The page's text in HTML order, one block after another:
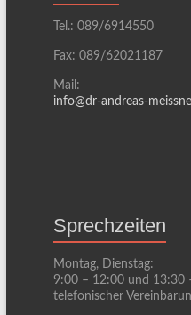
Tel.: 089/6914550
Fax: 089/62021187
Mail:
info@dr-andreas-
Sprechzeiten
Montag, Dienstag:
9:00 – 12:00 und 13:30
telefonischer